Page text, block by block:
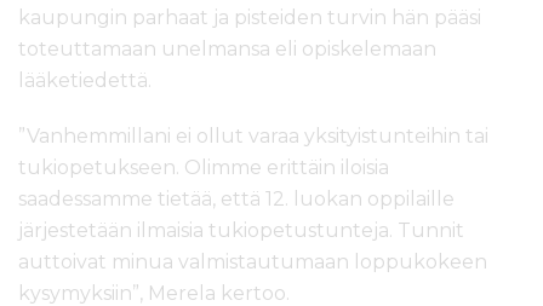
kaupungin parhaat ja pisteiden turvin hän pääsi
toteuttamaan unelmansa eli opiskelemaan
lääketiedettä.
”Vanhemmillani ei ollut varaa yksityistunteihin tai
tukiopetukseen. Olimme erittäin iloisia
saadessamme tietää, että 12. luokan oppilaille
järjestetään ilmaisia tukiopetustunteja. Tunnit
auttoivat minua valmistautumaan loppukokeen
kysymyksiin”, Merela kertoo.